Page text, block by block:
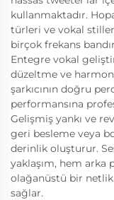
kullanmaktadır.
türleri ve vokal
birçok frekans
Entegre vokal
düzeltme ve
şarkıcının doğru
performansına
Gelişmiş yankı ve
geri besleme veya
derinlik oluşturur.
yaklaşım, hem arka
olağanüstü bir netlik
sağlar.